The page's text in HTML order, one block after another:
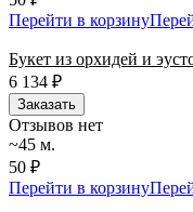
Перейти в корзину
Букет из орхидей и
6 134 ₽
Заказать
Отзывов нет
~45 м.
50 ₽
Перейти в корзину